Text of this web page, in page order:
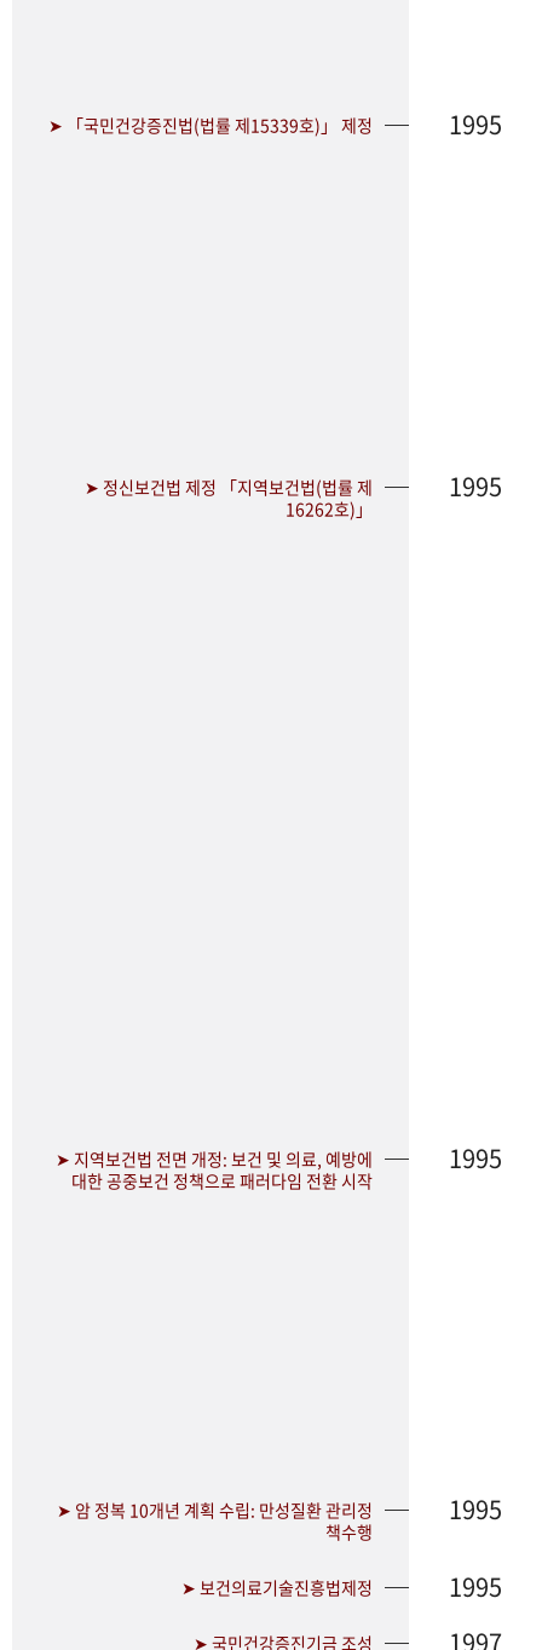
➤ 「국민건강증진법(법률 제15339호)」 제정 1995
➤ 정신보건법 제정 「지역보건법(법률 제
16262호)」
1995
➤ 지역보건법 전면 개정: 보건 및 의료, 예방에
대한 공중보건 정책으로 패러다임 전환 시작
1995
➤ 암 정복 10개년 계획 수립: 만성질환 관리정
책수행
1995
➤ 보건의료기술진흥법제정 1995
➤ 국민건강증진기금 조성 1997